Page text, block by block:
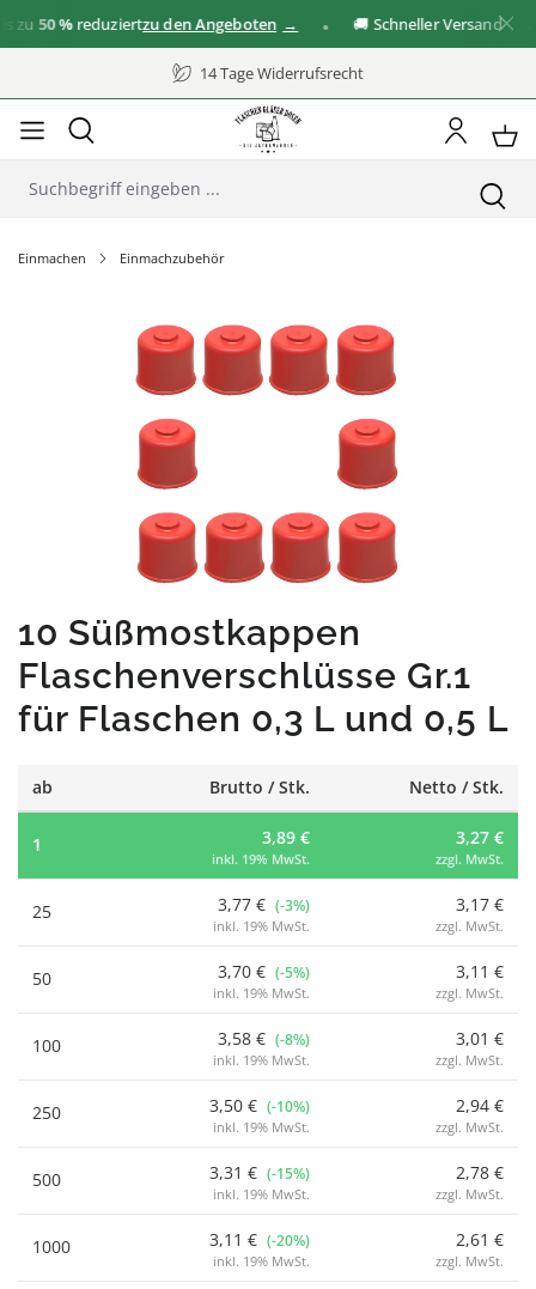
50 %reduziertzu den Angeboten 🚚 Schneller Versand
14 Tage Widerrufsrecht
Einmachen Einmachzubehör
Bildergalerie überspringen
10 Süßmostkappen
Flaschenverschlüsse Gr.1
für Flaschen 0,3 L und 0,5 L
ab Brutto / Stk. Netto / Stk.
1 3,89 €
inkl. 19% MwSt.
3,27 €
zzgl. MwSt.
25 3,77 € (-3%)
inkl. 19% MwSt.
3,17 €
zzgl. MwSt.
50 3,70 € (-5%)
inkl. 19% MwSt.
3,11 €
zzgl. MwSt.
100 3,58 € (-8%)
inkl. 19% MwSt.
3,01 €
zzgl. MwSt.
250 3,50 € (-10%)
inkl. 19% MwSt.
2,94 €
zzgl. MwSt.
500 3,31 € (-15%)
inkl. 19% MwSt.
2,78 €
zzgl. MwSt.
1000 3,11 € (-20%)
inkl. 19% MwSt.
2,61 €
zzgl. MwSt.